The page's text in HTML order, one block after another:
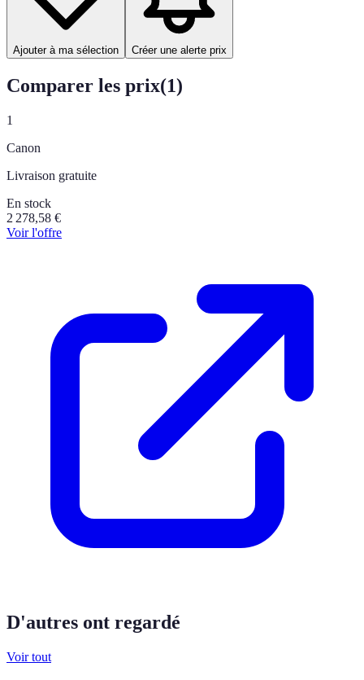
Ajouter à ma sélection Créer une alerte prix
Comparer les prix(1)
1
Canon
Livraison gratuite
En stock
2 278,58 €
Voir l'offre
D'autres ont regardé
Voir tout